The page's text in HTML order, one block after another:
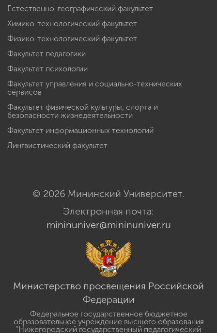
Естественно-географический факультет
Химико-технологический факультет
Физико-технологический факультет
Факультет педагогики
Факультет психологии
Факультет управления и социально-технических
сервисов
Факультет физической культуры, спорта и
безопасности жизнедеятельности
Факультет информационных технологий
Лингвистический факультет
© 2026 Мининский Университет.
Электронная почта:
mininuniver@mininuniver.ru
Министерство просвещения Российской
Федерации
Федеральное государственное бюджетное
образовательное учреждение высшего образования
"Нижегородский государственный педагогический